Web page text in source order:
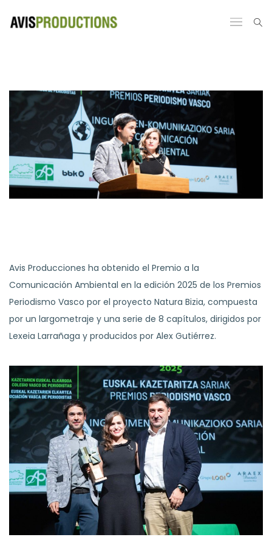
Avis Producciones ha obtenido el Premio a la
Comunicación Ambiental en la edición 2025 de los Premios
Periodismo Vasco por el proyecto Natura Bizia, compuesta
por un largometraje y una serie de 8 capítulos, dirigidos por
Lexeia Larrañaga y producidos por Alex Gutiérrez.